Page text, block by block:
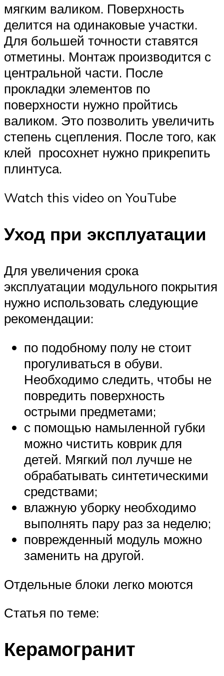
мягким валиком. Поверхность
делится на одинаковые участки.
Для большей точности ставятся
отметины. Монтаж производится с
центральной части. После
прокладки элементов по
поверхности нужно пройтись
валиком. Это позволить увеличить
степень сцепления. После того, как
клей просохнет нужно прикрепить
плинтуса.
Watch this video on YouTube
Уход при эксплуатации
Для увеличения срока
эксплуатации модульного покрытия
нужно использовать следующие
рекомендации:
по подобному полу не стоит
прогуливаться в обуви.
Необходимо следить, чтобы не
повредить поверхность
острыми предметами;
с помощью намыленной губки
можно чистить коврик для
детей. Мягкий пол лучше не
обрабатывать синтетическими
средствами;
влажную уборку необходимо
выполнять пару раз за неделю;
поврежденный модуль можно
заменить на другой.
Отдельные блоки легко моются
Статья по теме:
Керамогранит